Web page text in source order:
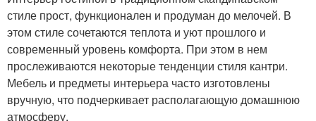
стиле прост, функционален и продуман до мелочей. В
этом стиле сочетаются теплота и уют прошлого и
современный уровень комфорта. При этом в нем
прослеживаются некоторые тенденции стиля кантри.
Мебель и предметы интерьера часто изготовлены
вручную, что подчеркивает располагающую домашнюю
атмосферу.